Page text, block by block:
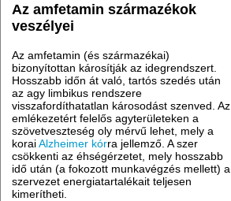
Az amfetamin származékok
veszélyei
Az amfetamin (és származékai)
bizonyítottan károsítják az idegrendszert.
Hosszabb időn át való, tartós szedés után
az agy limbikus rendszere
visszafordíthatatlan károsodást szenved. Az
emlékezetért felelős agyterületeken a
szövetveszteség oly mérvű lehet, mely a
koraiAlzheimer kórra jellemző. A szer
csökkenti az éhségérzetet, mely hosszabb
idő után (a fokozott munkavégzés mellett) a
szervezet energiatartalékait teljesen
kimerítheti.